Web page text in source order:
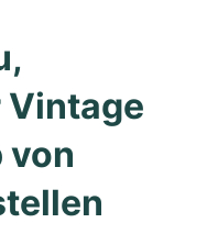
von